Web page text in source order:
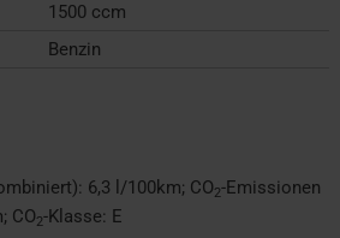
1500 ccm
Benzin
6,3 l/100km; CO2-Emissionen
; CO2-Klasse: E